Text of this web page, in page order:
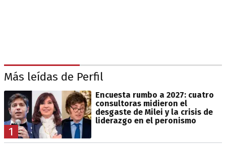
Más leídas de Perfil
1
Encuesta rumbo a 2027: cuatro
consultoras midieron el
desgaste de Milei y la crisis de
liderazgo en el peronismo